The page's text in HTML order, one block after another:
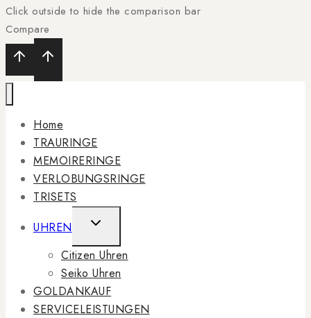
Click outside to hide the comparison bar
Compare
Home
TRAURINGE
MEMOIRERINGE
VERLOBUNGSRINGE
TRISETS
UHREN
TOGGLE
CHILD
MENU
Citizen Uhren
Seiko Uhren
GOLDANKAUF
SERVICELEISTUNGEN